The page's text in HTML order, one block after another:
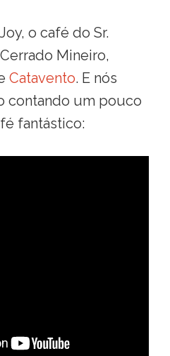
o café do Sr.
Mineiro,
Catavento. E nós
contando um pouco
fantástico: